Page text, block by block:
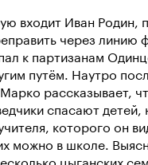
входит Иван Родин,
через линию
к партизанам
путём. Наутро
рассказывает,
спасают
которого он
можно в школе.
цыганских